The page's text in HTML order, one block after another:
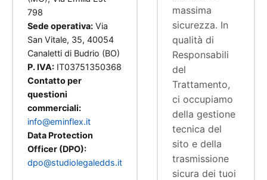
798
Sede operativa: Via
San Vitale, 35, 40054
Canaletti di Budrio (BO)
P. IVA: IT03751350368
Contatto per
questioni
commerciali:
info@eminflex.it
Data Protection
Officer (DPO):
dpo@studiolegaledds.it
massima
sicurezza. In
qualità di
Responsabili
del
Trattamento,
ci occupiamo
della gestione
tecnica del
sito e della
trasmissione
sicura dei tuoi